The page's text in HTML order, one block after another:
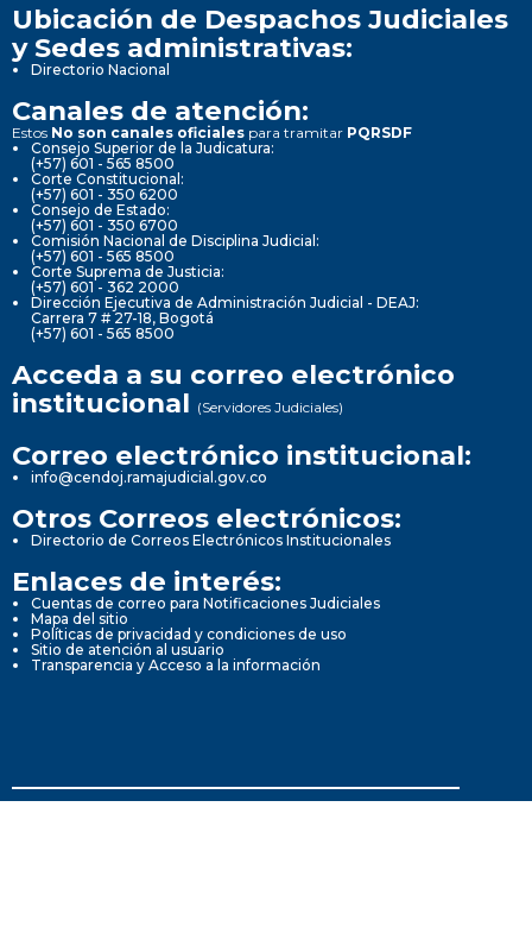
Ubicación de Despachos Judiciales
y Sedes administrativas:
Directorio Nacional
Canales de atención:
Estos No son canales oficiales para tramitar PQRSDF
Consejo Superior de la Judicatura:
(+57) 601 - 565 8500
Corte Constitucional:
(+57) 601 - 350 6200
Consejo de Estado:
(+57) 601 - 350 6700
Comisión Nacional de Disciplina Judicial:
(+57) 601 - 565 8500
Corte Suprema de Justicia:
(+57) 601 - 362 2000
Dirección Ejecutiva de Administración Judicial - DEAJ:
Carrera 7 # 27-18, Bogotá
(+57) 601 - 565 8500
Acceda a su correo electrónico
institucional (Servidores Judiciales)
Correo electrónico institucional:
info@cendoj.ramajudicial.gov.co
Otros Correos electrónicos:
Directorio de Correos Electrónicos Institucionales
Enlaces de interés:
Cuentas de correo para Notificaciones Judiciales
Mapa del sitio
Políticas de privacidad y condiciones de uso
Sitio de atención al usuario
Transparencia y Acceso a la información